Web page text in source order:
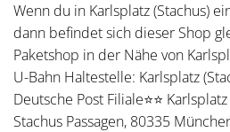
Wenn du in Karlsplatz (Stachus)
dann befindet sich dieser Shop
Paketshop in der Nähe von
U-Bahn Haltestelle: Karlsplatz
Deutsche Post Filiale⭐⭐
Stachus Passagen, 80335